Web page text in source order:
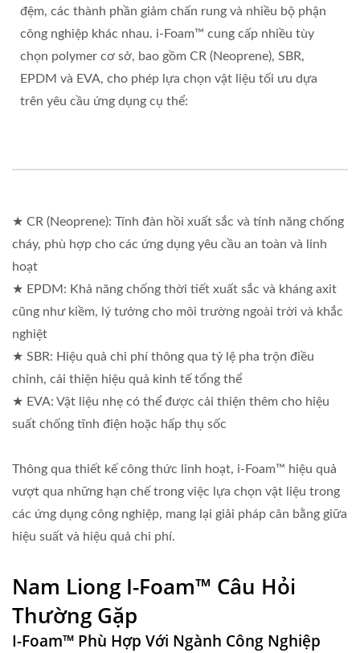
đệm, các thành phần giảm chấn rung và nhiều bộ phận
công nghiệp khác nhau. i-Foam™ cung cấp nhiều tùy
chọn polymer cơ sở, bao gồm CR (Neoprene), SBR,
EPDM và EVA, cho phép lựa chọn vật liệu tối ưu dựa
trên yêu cầu ứng dụng cụ thể:
★ CR (Neoprene): Tính đàn hồi xuất sắc và tính năng chống
cháy, phù hợp cho các ứng dụng yêu cầu an toàn và linh
hoạt
★ EPDM: Khả năng chống thời tiết xuất sắc và kháng axit
cũng như kiềm, lý tưởng cho môi trường ngoài trời và khắc
nghiệt
★ SBR: Hiệu quả chi phí thông qua tỷ lệ pha trộn điều
chỉnh, cải thiện hiệu quả kinh tế tổng thể
★ EVA: Vật liệu nhẹ có thể được cải thiện thêm cho hiệu
suất chống tĩnh điện hoặc hấp thụ sốc
Thông qua thiết kế công thức linh hoạt, i-Foam™ hiệu quả
vượt qua những hạn chế trong việc lựa chọn vật liệu trong
các ứng dụng công nghiệp, mang lại giải pháp cân bằng giữa
hiệu suất và hiệu quả chi phí.
Nam Liong I-Foam™ Câu Hỏi
Thường Gặp
I-Foam™ Phù Hợp Với Ngành Công Nghiệp